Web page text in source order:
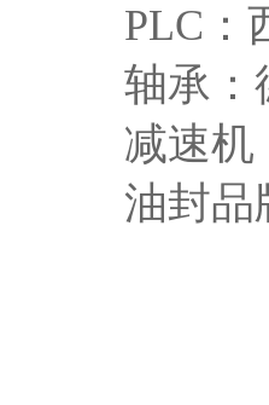
PLC：
轴承：
减速机
油封品